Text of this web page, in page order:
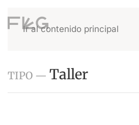
Ir al contenido principal
TIPO — Taller